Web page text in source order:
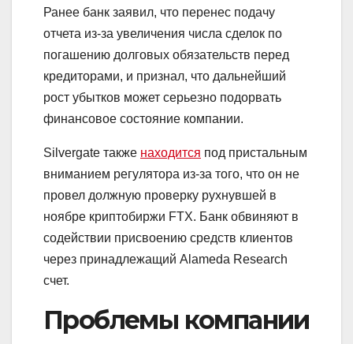
Ранее банк заявил, что перенес подачу
отчета из-за увеличения числа сделок по
погашению долговых обязательств перед
кредиторами, и признал, что дальнейший
рост убытков может серьезно подорвать
финансовое состояние компании.
Silvergate также находится под пристальным
вниманием регулятора из-за того, что он не
провел должную проверку рухнувшей в
ноябре криптобиржи FTX. Банк обвиняют в
содействии присвоению средств клиентов
через принадлежащий Alameda Research
счет.
Проблемы компании